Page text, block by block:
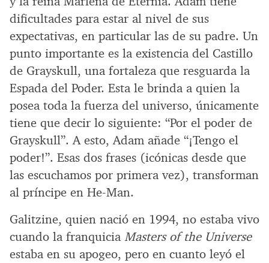
dificultades para estar al nivel de sus
expectativas, en particular las de su padre. Un
punto importante es la existencia del Castillo
de Grayskull, una fortaleza que resguarda la
Espada del Poder. Esta le brinda a quien la
posea toda la fuerza del universo, únicamente
tiene que decir lo siguiente: “Por el poder de
Grayskull”. A esto, Adam añade “¡Tengo el
poder!”. Esas dos frases (icónicas desde que
las escuchamos por primera vez), transforman
al príncipe en He-Man.
Galitzine, quien nació en 1994, no estaba vivo
cuando la franquicia Masters of the Universe
estaba en su apogeo, pero en cuanto leyó el